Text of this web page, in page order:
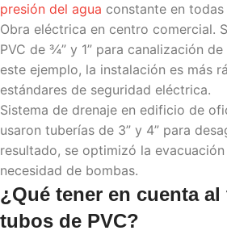
presión del agua constante en todas
Obra eléctrica en centro comercial.
PVC de ¾” y 1” para canalización
este ejemplo, la instalación es más
estándares de seguridad eléctrica.
Sistema de drenaje en edificio de
usaron tuberías de 3” y 4” para
resultado, se optimizó la
necesidad de bombas.
¿Qué tener en cuenta
tubos de PVC?